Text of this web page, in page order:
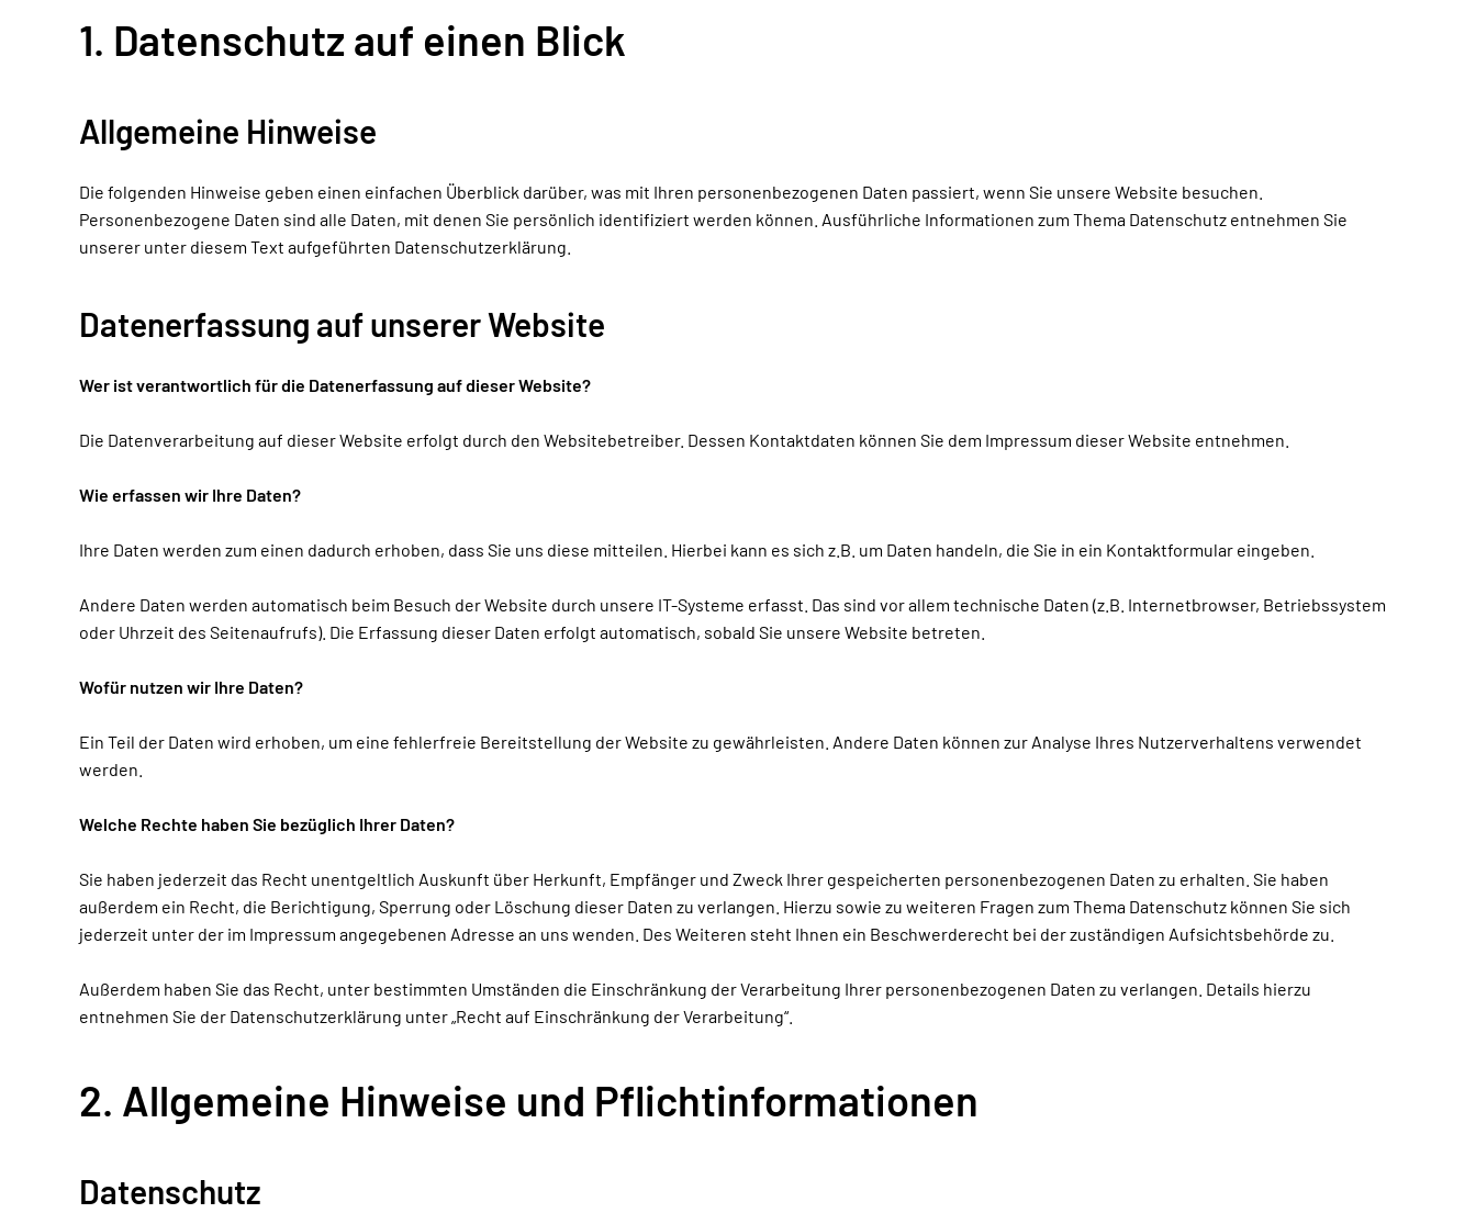
1. Datenschutz auf einen Blick
Allgemeine Hinweise
Die folgenden Hinweise geben einen einfachen Überblick darüber, was mit Ihren personenbezogenen Daten passiert, wenn Sie unsere Website besuchen.
Personenbezogene Daten sind alle Daten, mit denen Sie persönlich identifiziert werden können. Ausführliche Informationen zum Thema Datenschutz entnehmen Sie
unserer unter diesem Text aufgeführten Datenschutzerklärung.
Datenerfassung auf unserer Website
Wer ist verantwortlich für die Datenerfassung auf dieser Website?
Die Datenverarbeitung auf dieser Website erfolgt durch den Websitebetreiber. Dessen Kontaktdaten können Sie dem Impressum dieser Website entnehmen.
Wie erfassen wir Ihre Daten?
Ihre Daten werden zum einen dadurch erhoben, dass Sie uns diese mitteilen. Hierbei kann es sich z.B. um Daten handeln, die Sie in ein Kontaktformular eingeben.
Andere Daten werden automatisch beim Besuch der Website durch unsere IT-Systeme erfasst. Das sind vor allem technische Daten (z.B. Internetbrowser, Betriebssystem
oder Uhrzeit des Seitenaufrufs). Die Erfassung dieser Daten erfolgt automatisch, sobald Sie unsere Website betreten.
Wofür nutzen wir Ihre Daten?
Ein Teil der Daten wird erhoben, um eine fehlerfreie Bereitstellung der Website zu gewährleisten. Andere Daten können zur Analyse Ihres Nutzerverhaltens verwendet
werden.
Welche Rechte haben Sie bezüglich Ihrer Daten?
Sie haben jederzeit das Recht unentgeltlich Auskunft über Herkunft, Empfänger und Zweck Ihrer gespeicherten personenbezogenen Daten zu erhalten. Sie haben
außerdem ein Recht, die Berichtigung, Sperrung oder Löschung dieser Daten zu verlangen. Hierzu sowie zu weiteren Fragen zum Thema Datenschutz können Sie sich
jederzeit unter der im Impressum angegebenen Adresse an uns wenden. Des Weiteren steht Ihnen ein Beschwerderecht bei der zuständigen Aufsichtsbehörde zu.
Außerdem haben Sie das Recht, unter bestimmten Umständen die Einschränkung der Verarbeitung Ihrer personenbezogenen Daten zu verlangen. Details hierzu
entnehmen Sie der Datenschutzerklärung unter „Recht auf Einschränkung der Verarbeitung“.
2. Allgemeine Hinweise und Pflichtinformationen
Datenschutz